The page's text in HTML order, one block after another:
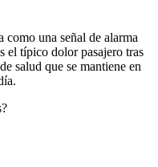
una señal de alarma
el típico dolor pasajero tras
salud que se mantiene en